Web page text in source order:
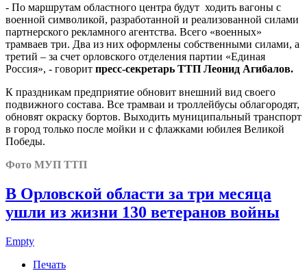
- По маршрутам областного центра будут ходить вагоны с
военной символикой, разработанной и реализованной силами
партнерского рекламного агентства. Всего «военных»
трамваев три. Два из них оформлены собственными силами, а
третий – за счет орловского отделения партии «Единая
Россия», - говорит пресс-секретарь ТТП Леонид Агибалов.
К праздникам предприятие обновит внешний вид своего
подвижного состава. Все трамваи и троллейбусы облагородят,
обновят окраску бортов. Выходить муниципальный транспорт
в город только после мойки и с флажками юбилея Великой
Победы.
Фото МУП ТТП
В Орловской области за три месяца
ушли из жизни 130 ветеранов войны
Empty
Печать